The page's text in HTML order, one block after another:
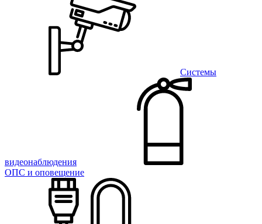
Системы
видеонаблюдения
ОПС и оповещение